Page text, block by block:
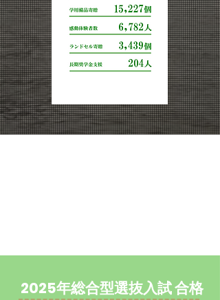
2025年総合型選抜入試 合格